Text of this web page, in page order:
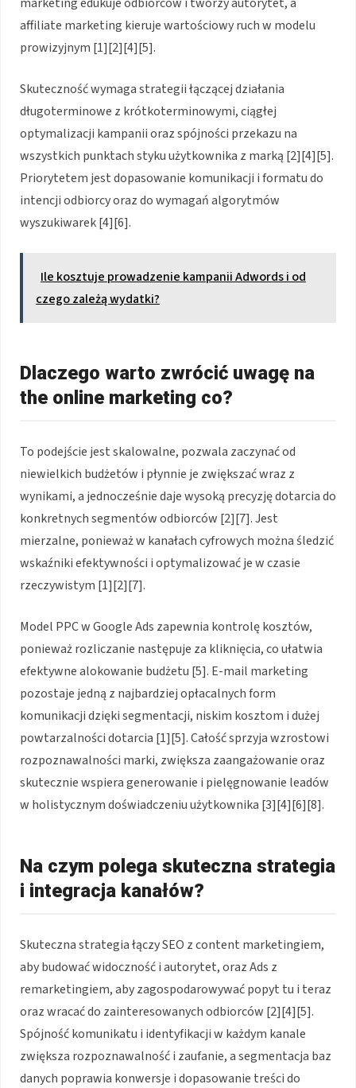
affiliate marketing kieruje wartościowy ruch w modelu
prowizyjnym [1][2][4][5].
Skuteczność wymaga strategii łączącej działania
długoterminowe z krótkoterminowymi, ciągłej
optymalizacji kampanii oraz spójności przekazu na
wszystkich punktach styku użytkownika z marką [2][4][5].
Priorytetem jest dopasowanie komunikacji i formatu do
intencji odbiorcy oraz do wymagań algorytmów
wyszukiwarek [4][6].
Ile kosztuje prowadzenie kampanii Adwords i od
czego zależą wydatki?
Dlaczego warto zwrócić uwagę na
the online marketing co?
To podejście jest skalowalne, pozwala zaczynać od
niewielkich budżetów i płynnie je zwiększać wraz z
wynikami, a jednocześnie daje wysoką precyzję dotarcia do
konkretnych segmentów odbiorców [2][7]. Jest
mierzalne, ponieważ w kanałach cyfrowych można śledzić
wskaźniki efektywności i optymalizować je w czasie
rzeczywistym [1][2][7].
Model PPC w Google Ads zapewnia kontrolę kosztów,
ponieważ rozliczanie następuje za kliknięcia, co ułatwia
efektywne alokowanie budżetu [5]. E-mail marketing
pozostaje jedną z najbardziej opłacalnych form
komunikacji dzięki segmentacji, niskim kosztom i dużej
powtarzalności dotarcia [1][5]. Całość sprzyja wzrostowi
rozpoznawalności marki, zwiększa zaangażowanie oraz
skutecznie wspiera generowanie i pielęgnowanie leadów
w holistycznym doświadczeniu użytkownika [3][4][6][8].
Na czym polega skuteczna strategia
i integracja kanałów?
Skuteczna strategia łączy SEO z content marketingiem,
aby budować widoczność i autorytet, oraz Ads z
remarketingiem, aby zagospodarowywać popyt tu i teraz
oraz wracać do zainteresowanych odbiorców [2][4][5].
Spójność komunikatu i identyfikacji w każdym kanale
zwiększa rozpoznawalność i zaufanie, a segmentacja baz
danych poprawia konwersje i dopasowanie treści do